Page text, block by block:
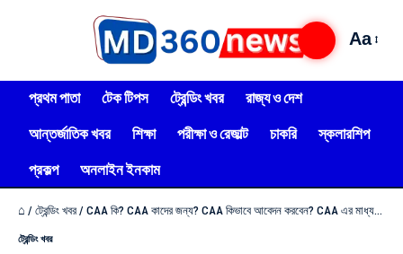
Aa
প্রথম পাতা টেক টিপস ট্রেন্ডিং খবর
রাজ্য ও দেশ
আন্তর্জাতিক খবর
শিক্ষা পরীক্ষা ও রেজাল্ট চাকরি
স্কলারশিপ
প্রকল্প
অনলাইন ইনকাম
⌂ / ট্রেন্ডিং খবর / CAA কি? CAA কাদের জন্য? CAA কিভাবে আবেদন করবেন? CAA এর মাধ্যমে কি কি সুবিধা পাবেন? দেখুন
ট্রেন্ডিং খবর